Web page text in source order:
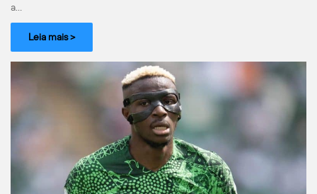
a…
Leia mais >